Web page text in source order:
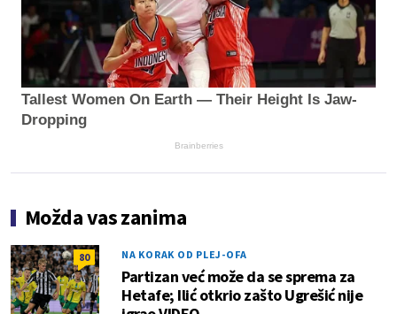
Tallest Women On Earth — Their Height Is Jaw-
Dropping
Brainberries
Možda vas zanima
80 NA KORAK OD PLEJ-OFA
Partizan već može da se sprema za
Hetafe; Ilić otkrio zašto Ugrešić nije